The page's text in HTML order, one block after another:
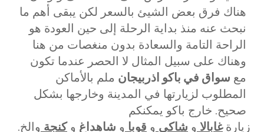
هناك فرق بعض الشيئ بالسعر لكن يبقى أهم ما
نبحث عنه منذ بداية الرحلة إلى حين العودة هو
الراحة التامة والسعادة بدون منغصات من هنا
وهناك على سبيل المثال لا الحصر عندما تكون
مع سواق في باكو اذربيجان ملم بالأماكن
المطلوب لزيارتها في المدينة وخارجها بشكل
صحيح. خارج باكو يمكنكم
زيارةغابالا و شاكي و قوبا و شاهداغ وكنجة والخ.